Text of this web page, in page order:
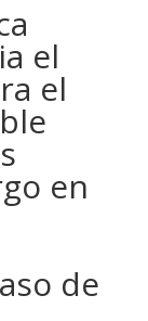
el
el
en
de